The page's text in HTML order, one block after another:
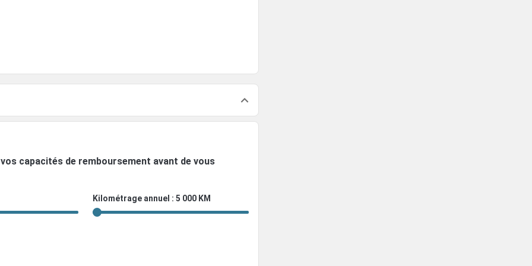
capacités de remboursement avant de vous
Kilométrage annuel : 5 000 KM